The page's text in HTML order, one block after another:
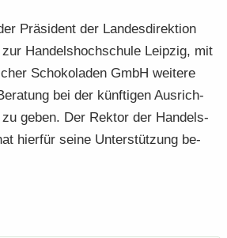
Prä­si­dent der Lan­des­di­rek­ti­on
Han­dels­hoch­schu­le Leip­zig, mit
Scho­ko­la­den GmbH wei­te­re
bei der künf­ti­gen Aus­rich­
geben. Der Rek­tor der Han­dels­
hier­für seine Un­ter­stüt­zung be­